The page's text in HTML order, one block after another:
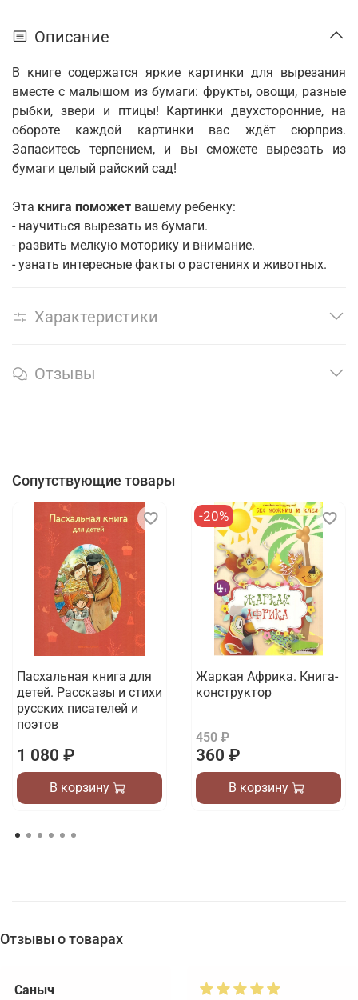
Описание
В книге содержатся яркие картинки для вырезания
вместе с малышом из бумаги: фрукты, овощи, разные
рыбки, звери и птицы! Картинки двухсторонние, на
обороте каждой картинки вас ждёт сюрприз.
Запаситесь терпением, и вы сможете вырезать из
бумаги целый райский сад!
Эта книга поможет вашему ребенку:
- научиться вырезать из бумаги.
- развить мелкую моторику и внимание.
- узнать интересные факты о растениях и животных.
Характеристики
Отзывы
Сопутствующие товары
Пасхальная книга для
детей. Рассказы и стихи
русских писателей и
поэтов
1 080 ₽
В корзину
-20%
Жаркая Африка. Книга-
конструктор
450 ₽
360 ₽
В корзину
Отзывы о товарах
Саныч